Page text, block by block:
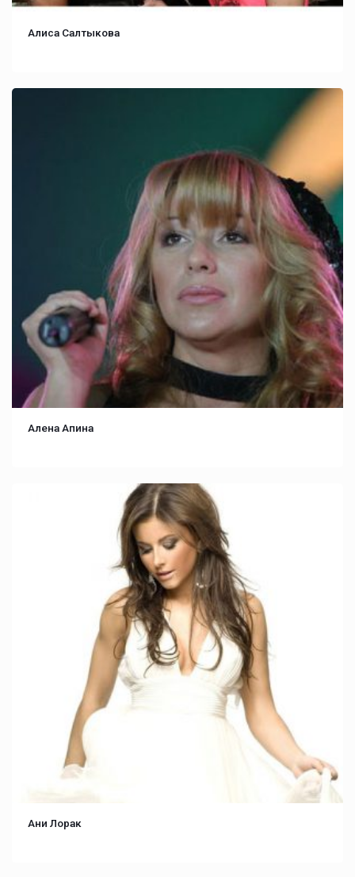
Алиса Салтыкова
Алена Апина
Ани Лорак